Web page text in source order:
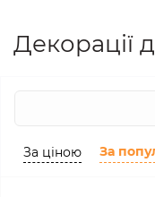
Декорації
За ціною За